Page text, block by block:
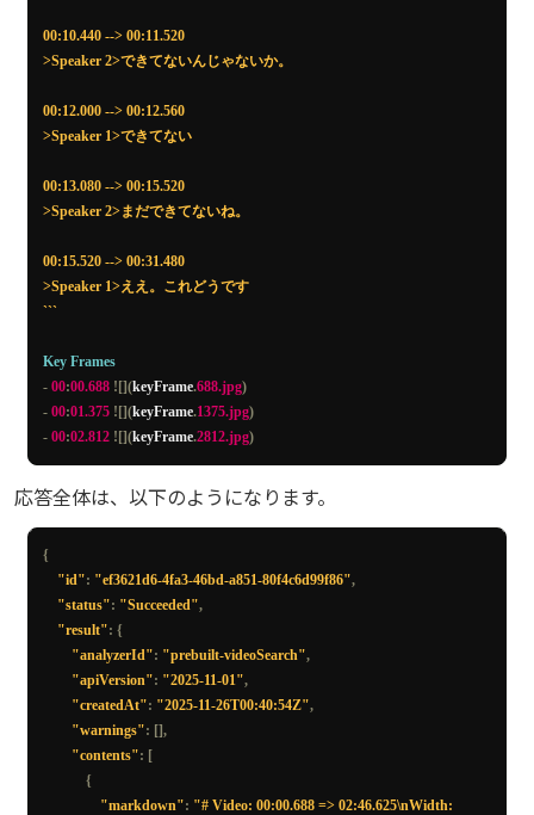
]
},
"audioHours": 0.911
"contextualizationTokens"
"gpt-4.1-mini-input"
"gpt-4.1-mini-output": 141
}
}
00:10.440 --> 00:11.520
>Speaker 2>できてないんじゃないか。
00:12.000 --> 00:12.560
>Speaker 1>できてない
00:13.080 --> 00:15.520
>Speaker 2>まだできてないね。
00:15.520 --> 00:31.480
>Speaker 1>ええ。これどうです
```
Key Frames
- 00:00.688 ![](keyFrame.688.jpg)
- 00:01.375 ![](keyFrame.1375.jpg)
- 00:02.812 ![](keyFrame.2812.jpg)
応答全体は、以下のようになります。
{
"id": "ef3621d6-4fa3-46bd-a851-80f4c6d99f86",
"status": "Succeeded",
"result": {
"analyzerId": "prebuilt-videoSearch",
"apiVersion": "2025-11-01",
"createdAt": "2025-11-26T00:40:54Z",
"warnings": [],
"contents": [
{
"markdown": "# Video: 00:00.688 => 02:46.625\nWidth: